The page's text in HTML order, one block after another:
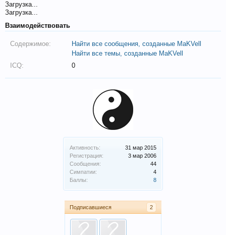
Активность:
31 мар 2015
Регистрация:
3 мар 2006
Сообщения:
44
Симпатии:
4
Баллы:
8
Подписавшиеся 2
Загрузка...
Загрузка...
Взаимодействовать
Содержимое:
Найти все сообщения, созданные MaKVell
Найти все темы, созданные MaKVell
ICQ:
0